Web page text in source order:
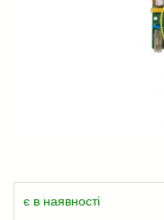
є в наявності